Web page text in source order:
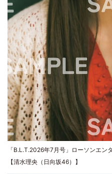
「B.L.T.2026年7月号」ローソンエン
【清水理央（日向坂46）】